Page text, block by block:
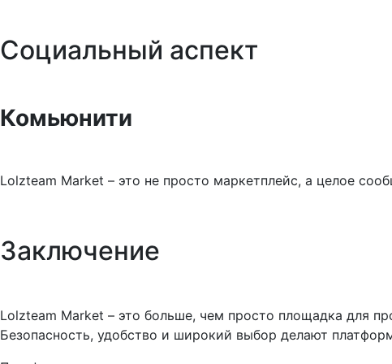
Социальный аспект
Комьюнити
Lolzteam Market – это не просто маркетплейс, а целое
Заключение
Lolzteam Market – это больше, чем просто площадка для
Безопасность, удобство и широкий выбор делают